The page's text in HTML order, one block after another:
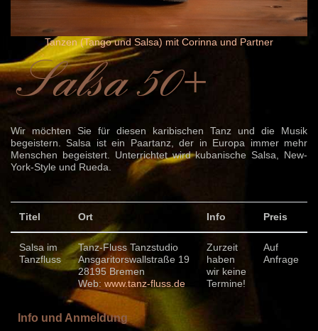
Tanzen (Tango und Salsa) mit Corinna und Partner
Salsa 50+
Wir möchten Sie für diesen karibischen Tanz und die Musik
begeistern. Salsa ist ein Paartanz, der in Europa immer mehr
Menschen begeistert. Unterrichtet wird kubanische Salsa, New-
York-Style und Rueda.
Titel Ort Info Preis
Salsa im
Tanzfluss
Tanz-Fluss Tanzstudio
Ansgaritorswallstraße 19
28195 Bremen
Web: www.tanz-fluss.de
Zurzeit
haben
wir keine
Termine!
Auf
Anfrage
Info und Anmeldung